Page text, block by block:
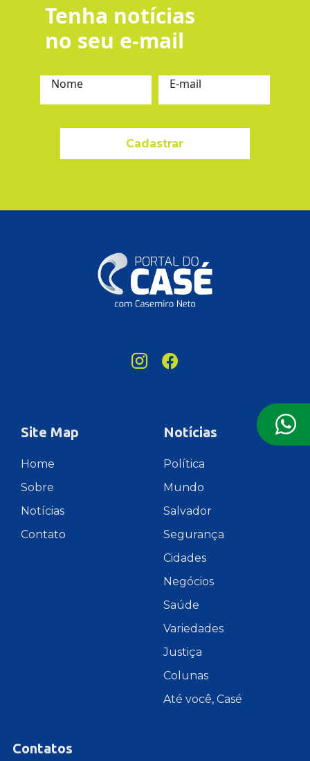
Tenha notícias
no seu e-mail
Nome E-mail
Cadastrar
Site Map
Home
Sobre
Notícias
Contato
Notícias
Política
Mundo
Salvador
Segurança
Cidades
Negócios
Saúde
Variedades
Justiça
Colunas
Até você, Casé
Contatos